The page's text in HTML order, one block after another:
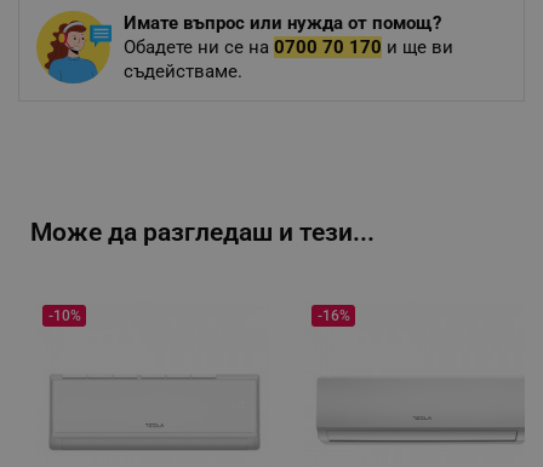
Имате въпрос или нужда от помощ?
Обадете ни се на 0700 70 170 и ще ви
съдействаме.
Може да разгледаш и тези...
-10% -16%